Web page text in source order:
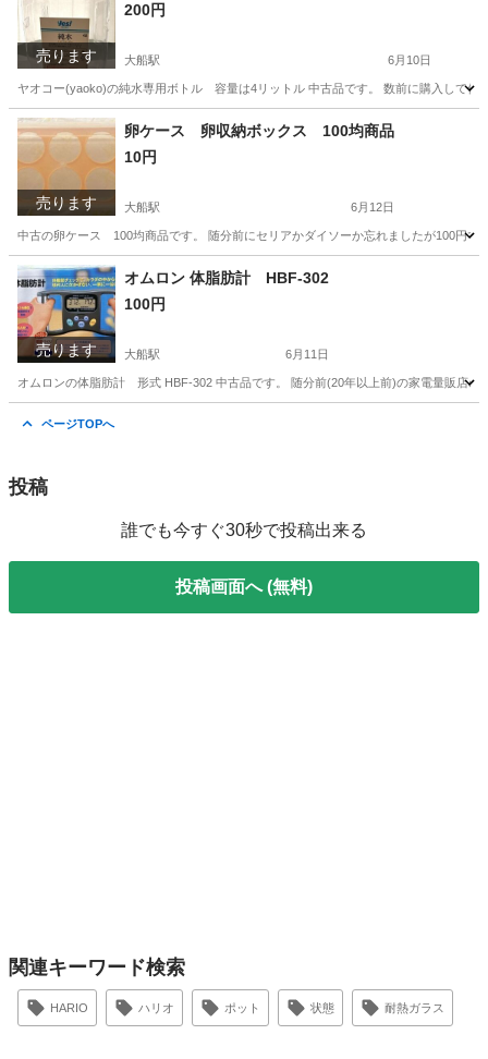
売ります
200円
大船駅 6月10日
ヤオコー(yaoko)の純水専用ボトル 容量は4リットル 中古品です。 数前に購入して何
神奈川 鎌倉市 家庭用品
売ります
卵ケース 卵収納ボックス 100均商品
10円
大船駅 6月12日
中古の卵ケース 100均商品です。 随分前にセリアかダイソーか忘れましたが100円で
神奈川 鎌倉市 家庭用品
売ります
オムロン 体脂肪計 HBF-302
100円
大船駅 6月11日
オムロンの体脂肪計 形式 HBF-302 中古品です。 随分前(20年以上前)の家電量販店
ページTOPへ
投稿
誰でも今すぐ30秒で投稿出来る
投稿画面へ (無料)
関連キーワード検索
HARIO ハリオ ポット 状態 耐熱ガラス